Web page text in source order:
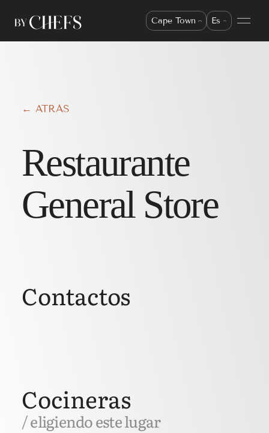
Cape Town Es
← ATRÁS
Restaurante
General Store
Cocineras
/ eligiendo este lugar
Contactos